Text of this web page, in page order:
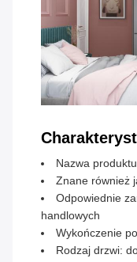
Nazwa
Znane również
Odpowiednie
handlowych
Wykończenie
Rodzaj drzwi: